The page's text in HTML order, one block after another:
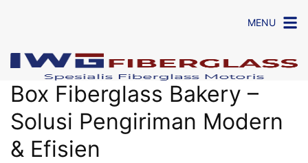
MENU
Box Fiberglass Bakery –
Solusi Pengiriman Modern
& Efisien